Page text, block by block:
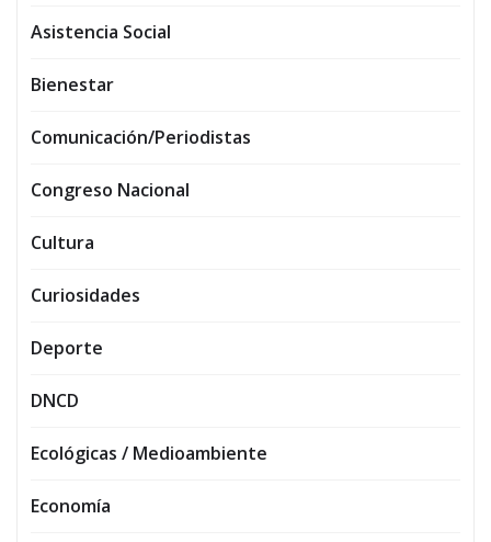
Asistencia Social
Bienestar
Comunicación/Periodistas
Congreso Nacional
Cultura
Curiosidades
Deporte
DNCD
Ecológicas / Medioambiente
Economía